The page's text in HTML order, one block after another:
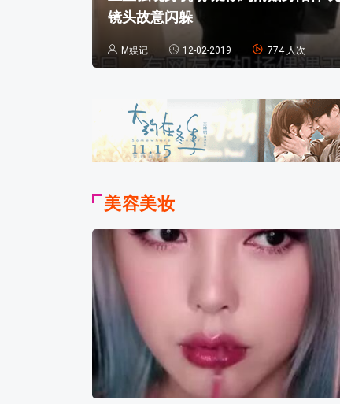
镜头故意闪躲
M娱记 12-02-2019 774 人次
美容美妆